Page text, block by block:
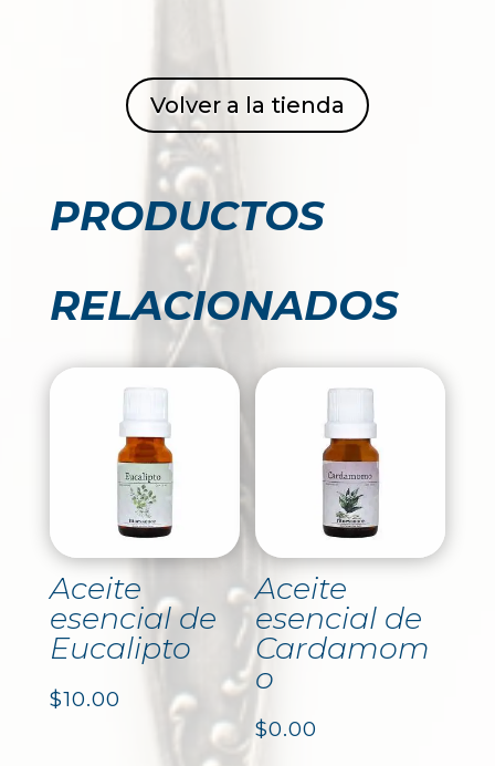
Volver a la tienda
PRODUCTOS
RELACIONADOS
Aceite
esencial de
Eucalipto
$10.00
Aceite
esencial de
Cardamom
o
$0.00